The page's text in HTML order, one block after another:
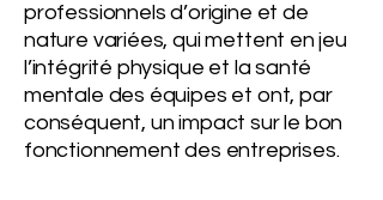
professionnels d’origine et de
nature variées, qui mettent en jeu
l’intégrité physique et la santé
mentale des équipes et ont, par
conséquent, un impact sur le bon
fonctionnement des entreprises.